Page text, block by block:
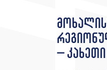
– კახეთი